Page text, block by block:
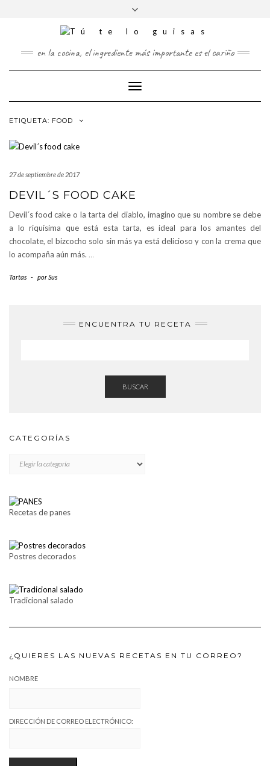
TWITTERPINTEREST
cabecera
en la cocina, el ingrediente más importante es el cariño
Cambiar
modo
ETIQUETA: FOOD
27 de septiembre de 2017
DEVIL´S FOOD CAKE
Devil´s food cake o la tarta del diablo, imagino que su nombre se debe
a lo riquísima que está esta tarta, es ideal para los amantes del
chocolate, el bizcocho solo sin más ya está delicioso y con la crema que
lo acompaña aún más. …
Tartas - porSus
ENCUENTRA TU RECETA
BUSCAR
CATEGORÍAS
Recetas de panes
Postres decorados
Tradicional salado
¿QUIERES LAS NUEVAS RECETAS EN TU CORREO?
NOMBRE
DIRECCIÓN DE CORREO ELECTRÓNICO: